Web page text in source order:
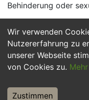
Wir verwenden
Nutzererfahrung zu
unserer Webseite
von Cookies zu.
Zustimmen
Behinderung oder